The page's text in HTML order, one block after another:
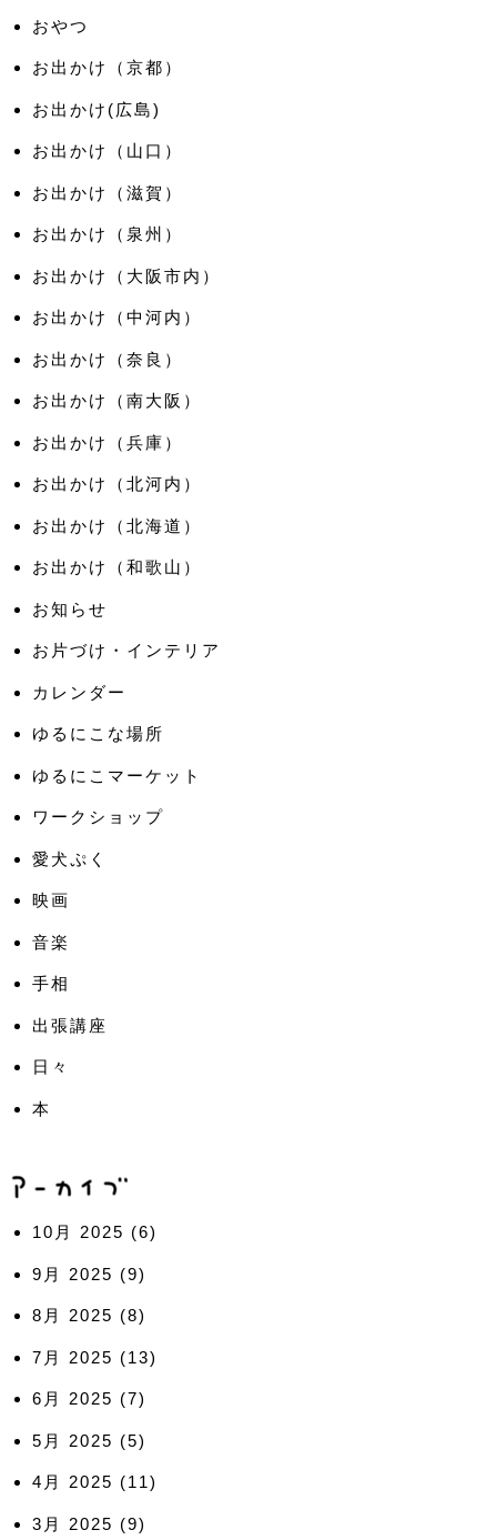
おやつ
お出かけ（京都）
お出かけ(広島)
お出かけ（山口）
お出かけ（滋賀）
お出かけ（泉州）
お出かけ（大阪市内）
お出かけ（中河内）
お出かけ（奈良）
お出かけ（南大阪）
お出かけ（兵庫）
お出かけ（北河内）
お出かけ（北海道）
お出かけ（和歌山）
お知らせ
お片づけ・インテリア
カレンダー
ゆるにこな場所
ゆるにこマーケット
ワークショップ
愛犬ぷく
映画
音楽
手相
出張講座
日々
本
10月 2025 (6)
9月 2025 (9)
8月 2025 (8)
7月 2025 (13)
6月 2025 (7)
5月 2025 (5)
4月 2025 (11)
3月 2025 (9)